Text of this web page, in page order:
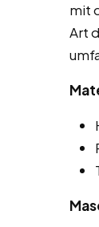
mit
Art